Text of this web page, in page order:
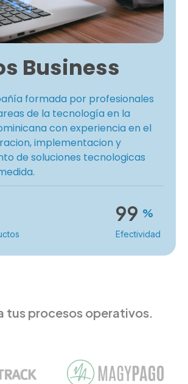
Business
formada por profesionales
de la tecnología en la
con experiencia en el
implementacion y
de soluciones tecnologicas
99 %
Efectividad
tus procesos operativos.